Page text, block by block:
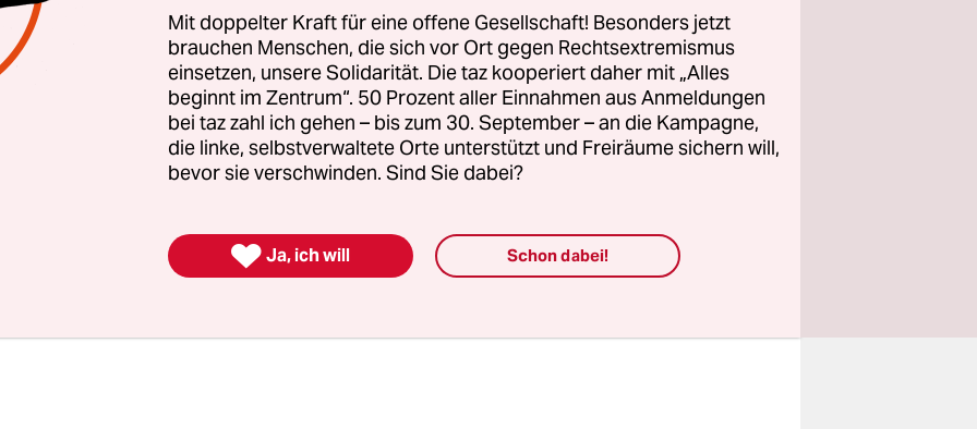
Berlin hat ein wegweisendes Urteil gefällt:
dürften nicht mithilfevon KIimitiert und für
Zwecke genutzt werden. Geklagt hatte Manfred
deutsche Stimme von Bruce Willis, Gérard Depardieu
und für zwei Videos genutzt. Das Gericht
Verletzung in Lehmanns Persönlichkeitsrechten, zu
Mit doppelter Kraft für eine offene Gesellschaft! Besonders jetzt
brauchen Menschen, die sich vor Ort gegen Rechtsextremismus
einsetzen, unsere Solidarität. Die taz kooperiert daher mit „Alles
beginnt im Zentrum“. 50 Prozent aller Einnahmen aus Anmeldungen
bei taz zahl ich gehen – bis zum 30. September – an die Kampagne,
die linke, selbstverwaltete Orte unterstützt und Freiräume sichern will,
bevor sie verschwinden. Sind Sie dabei?
 Ja, ich will Schon dabei!